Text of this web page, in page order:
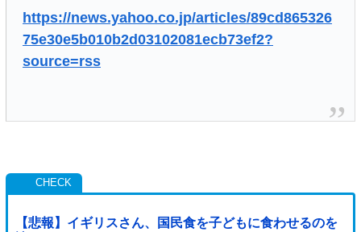
https://news.yahoo.co.jp/articles/89cd865326
75e30e5b010b2d03102081ecb73ef2?
source=rss
【悲報】イギリスさん、国民食を子どもに食わせるのを